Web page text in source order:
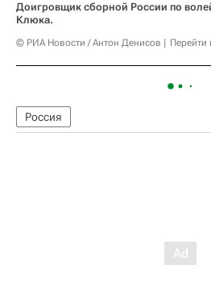
Доигровщик сборной России по
Клюка.
© РИА Новости / Антон Денисов Перейти
Россия